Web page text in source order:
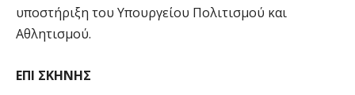
υποστήριξη του Υπουργείου Πολιτισμού και
Αθλητισμού.
ΕΠΙ ΣΚΗΝΗΣ